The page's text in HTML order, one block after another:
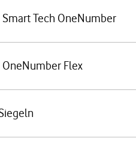
Tech OneNumber
Flex